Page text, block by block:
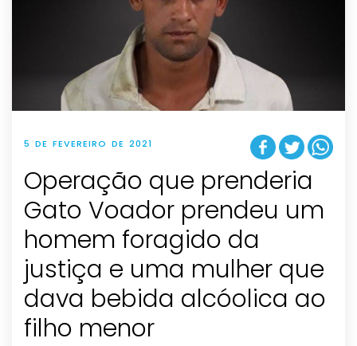
5 DE FEVEREIRO DE 2021
Operação que prenderia
Gato Voador prendeu um
homem foragido da
justiça e uma mulher que
dava bebida alcóolica ao
filho menor